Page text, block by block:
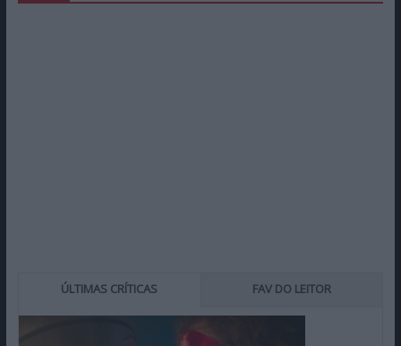
ÚLTIMAS CRÍTICAS FAV DO LEITOR